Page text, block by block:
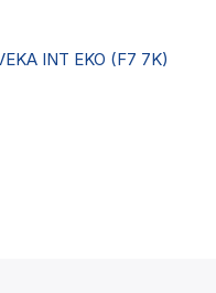
INT EKO (F7 7K)